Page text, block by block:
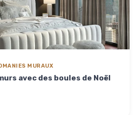
MURAUX
avec des boules de Noël